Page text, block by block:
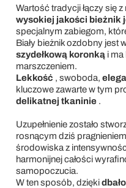
Wartość tradycji łączy się
wysokiej jakości bieżnik
specjalnym zabiegom,
Biały bieżnik ozdobny jest
szydełkową koronkąi ma
marszczeniem.
Lekkość , swoboda,
kluczowe zawarte w tym
delikatnej tkaninie.
Uzupełnienie zostało
rosnącym dziś
środowiska z
harmonijnej całości
samopoczucia.
W ten sposób, dzięki